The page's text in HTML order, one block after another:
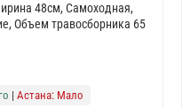
48см, Самоходная,
Объем травосборника 65
| Астана: Мало